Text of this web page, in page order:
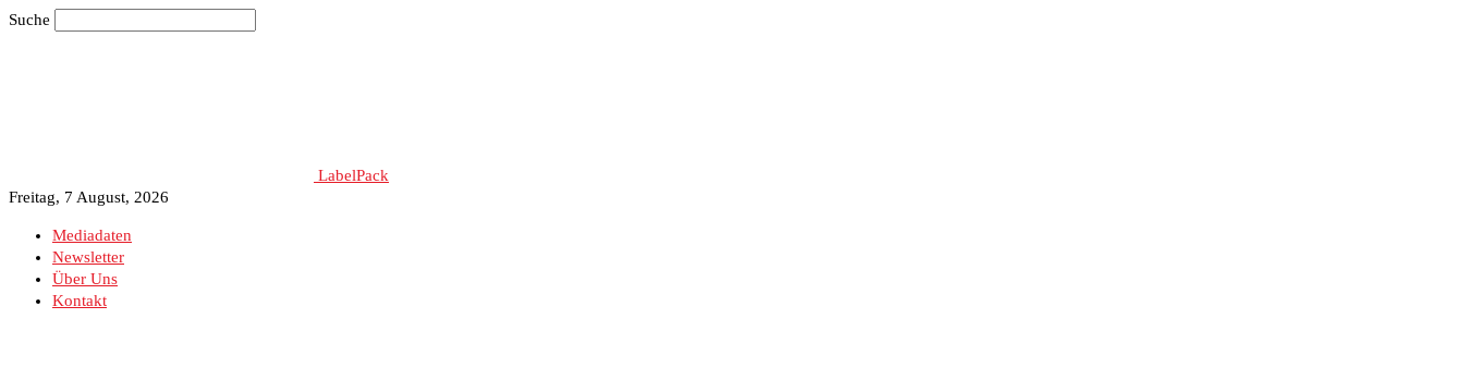
Suche
LabelPack
Freitag, 7 August, 2026
Mediadaten
Newsletter
Über Uns
Kontakt